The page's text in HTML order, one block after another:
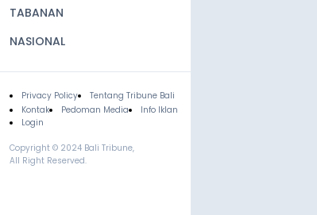
TABANAN
NASIONAL
Footer
Privacy Policy
Tentang Tribune Bali
Kontak
Pedoman Media
Info Iklan
Login
Copyright © 2024 Bali Tribune,
All Right Reserved.